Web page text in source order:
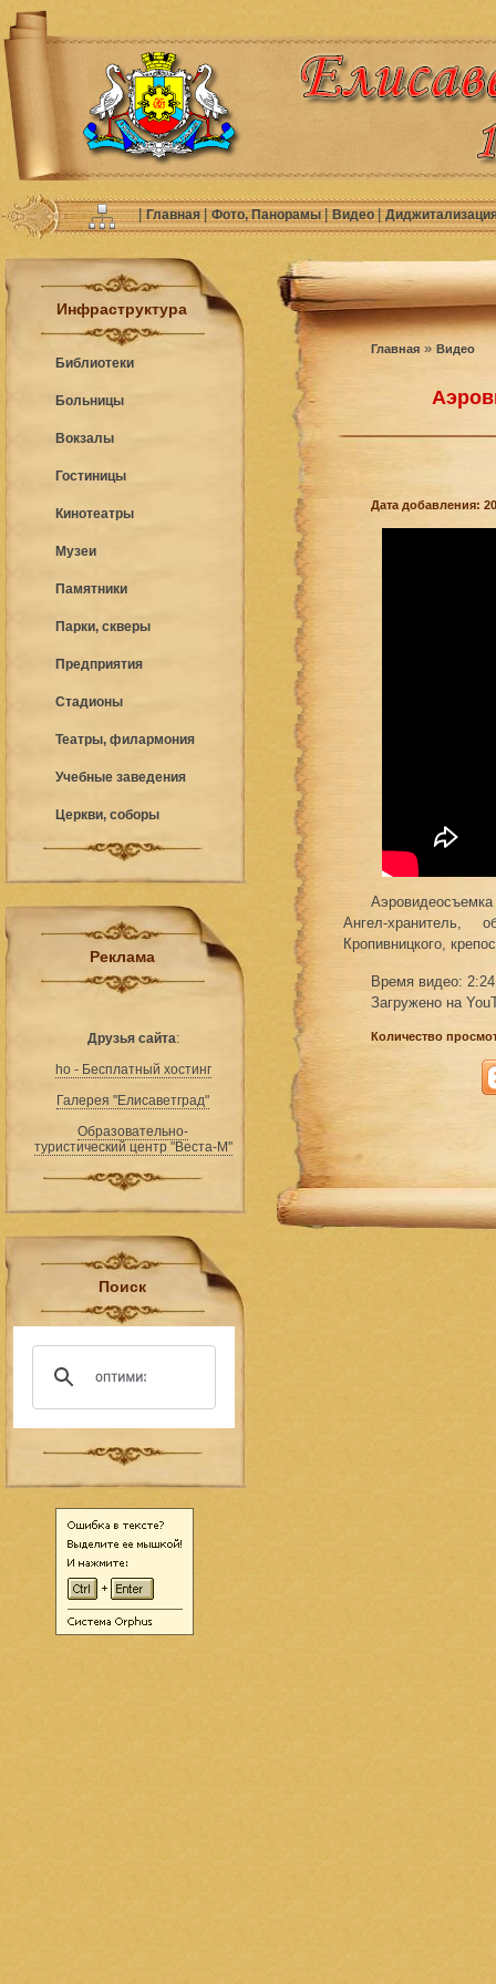
|Главная|Фото, Панорамы|Видео|
Инфраструктура
Библиотеки
Больницы
Вокзалы
Гостиницы
Кинотеатры
Музеи
Памятники
Парки, скверы
Предприятия
Стадионы
Театры, филармония
Учебные заведения
Церкви, соборы
Реклама
Друзья сайта:
ho - Бесплатный хостинг
Галерея "Елисаветград"
Образовательно-
туристический центр "Веста-М"
Поиск
Главная » Видео
Дата добавления:
Аэровидеосъемка
Ангел-хранитель,
Кропивницкого,
Время видео:
Загружено на
Количество